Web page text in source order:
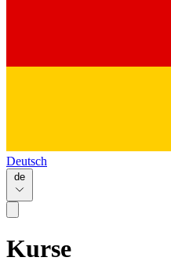
Deutsch
de
Kurse